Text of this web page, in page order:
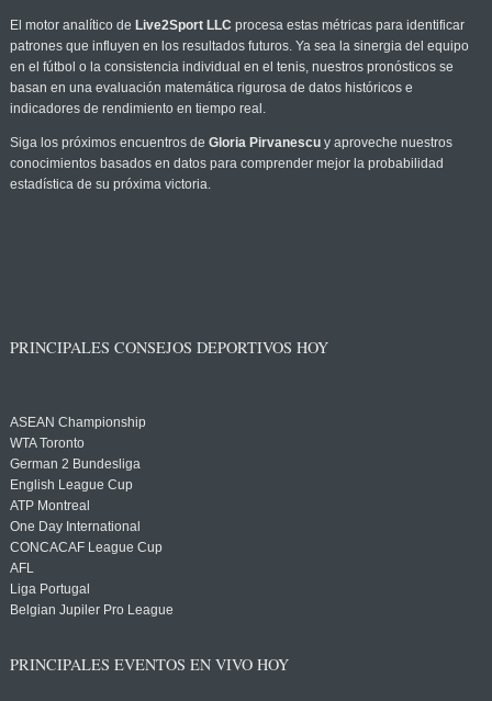
El motor analítico de Live2Sport LLC procesa estas métricas para identificar
patrones que influyen en los resultados futuros. Ya sea la sinergia del equipo
en el fútbol o la consistencia individual en el tenis, nuestros pronósticos se
basan en una evaluación matemática rigurosa de datos históricos e
indicadores de rendimiento en tiempo real.
Siga los próximos encuentros de Gloria Pirvanescuy aproveche nuestros
conocimientos basados en datos para comprender mejor la probabilidad
estadística de su próxima victoria.
PRINCIPALES CONSEJOS DEPORTIVOS HOY
ASEAN Championship
WTA Toronto
German 2 Bundesliga
English League Cup
ATP Montreal
One Day International
CONCACAF League Cup
AFL
Liga Portugal
Belgian Jupiler Pro League
PRINCIPALES EVENTOS EN VIVO HOY